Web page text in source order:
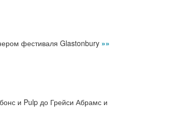
фестиваля Glastonbury »»
и Pulp до Грейси Абрамс и